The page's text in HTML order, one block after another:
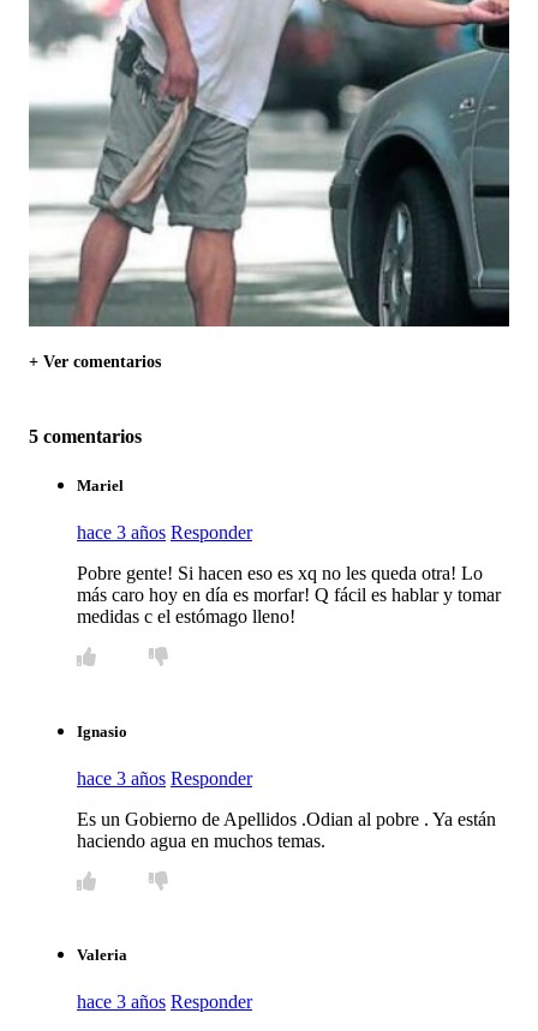
+ Ver comentarios
5 comentarios
Mariel
hace 3 años Responder
Pobre gente! Si hacen eso es xq no les queda otra! Lo
más caro hoy en día es morfar! Q fácil es hablar y tomar
medidas c el estómago lleno!
Ignasio
hace 3 años Responder
Es un Gobierno de Apellidos .Odian al pobre . Ya están
haciendo agua en muchos temas.
Valeria
hace 3 años Responder